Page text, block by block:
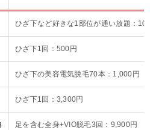
ひざ下など好きな1部位が通い放題：
ひざ下1回：500円
ひざ下の美容電気脱毛70本：1,000円
ひざ下1回：3,300円
足を含む全身+VIO脱毛3回：9,900円